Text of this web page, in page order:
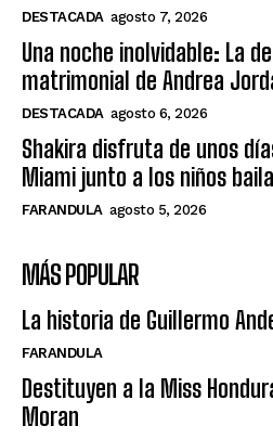
DESTACADA agosto 7, 2026
Una noche inolvidable: La
matrimonial de Andrea
DESTACADA agosto 6, 2026
Shakira disfruta de unos
Miami junto a los niños
FARANDULA agosto 5, 2026
MÁS POPULAR
La historia de Guillermo
FARANDULA
Destituyen a la Miss
Moran